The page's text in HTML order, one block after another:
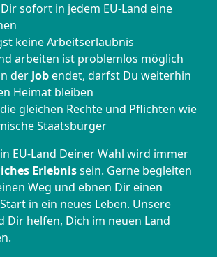
sofort in jedem EU-Land eine
keine Arbeitserlaubnis
arbeiten ist problemlos möglich
der Jobendet, darfst Du weiterhin
Heimat bleiben
gleichen Rechte und Pflichten wie
Staatsbürger
EU-Land Deiner Wahl wird immer
Erlebnissein. Gerne begleiten
Weg und ebnen Dir einen
in ein neues Leben. Unsere
Dir helfen, Dich im neuen Land